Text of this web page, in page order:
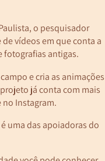
o pesquisador
vídeos em que conta a
fotografias antigas.
e cria as animações
já conta com mais
no Instagram.
uma das apoiadoras do